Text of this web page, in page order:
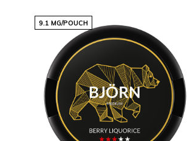
9.1 MG/POUCH